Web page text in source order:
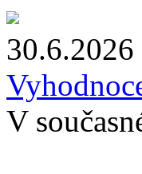
30.6.2026
V